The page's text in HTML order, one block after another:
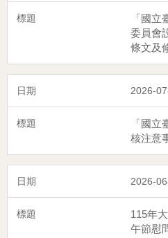
「國
委員會
條文及
2026-
「國
核注意
2026-
115年
午節慰